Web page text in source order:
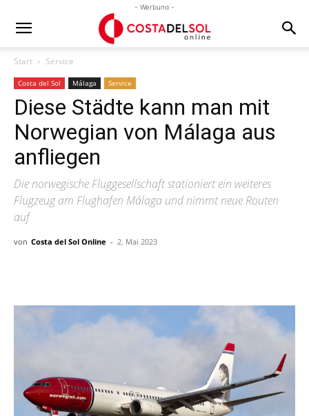
- Werbung -
Start Service
Costa del Sol Málaga Service
Diese Städte kann man mit
Norwegian von Málaga aus
anfliegen
Die norwegische Fluggesellschaft stationiert ein weiteres
Flugzeug am Flughafen Málaga und nimmt neue Routen
auf
von Costa del Sol Online - 2. Mai 2023